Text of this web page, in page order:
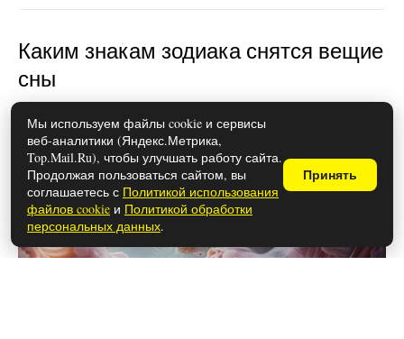
Каким знакам зодиака снятся вещие
сны
Мы используем файлы cookie и сервисы
веб-аналитики (Яндекс.Метрика,
Top.Mail.Ru), чтобы улучшать работу сайта.
Продолжая пользоваться сайтом, вы
соглашаетесь с Политикой использования
файлов cookie и Политикой обработки
персональных данных.
Принять